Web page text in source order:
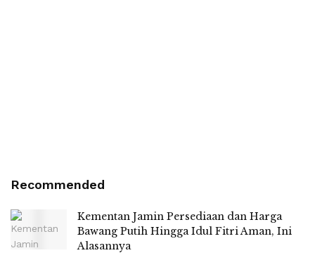
Recommended
Kementan Jamin Persediaan dan Harga
Bawang Putih Hingga Idul Fitri Aman, Ini
Alasannya